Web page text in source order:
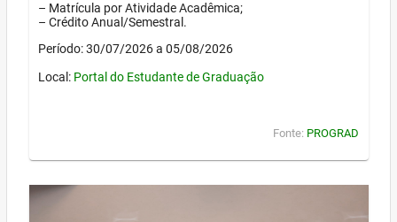
– Matrícula por Atividade Acadêmica;
– Crédito Anual/Semestral.
Período: 30/07/2026 a 05/08/2026
Local: Portal do Estudante de Graduação
Fonte: PROGRAD